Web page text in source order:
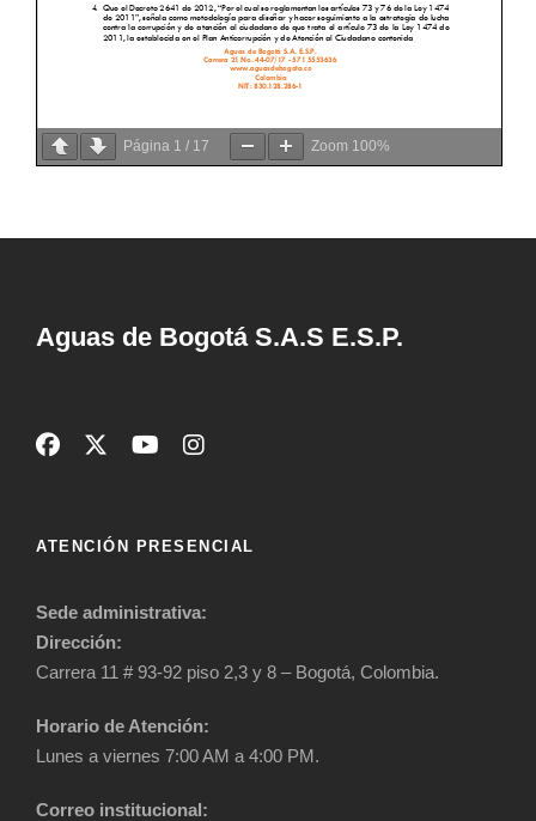
Página 1 / 17 Zoom 100%
Aguas de Bogotá S.A.S E.S.P.
ATENCIÓN PRESENCIAL
Sede administrativa:
Dirección:
Carrera 11 # 93-92 piso 2,3 y 8 – Bogotá, Colombia.
Horario de Atención:
Lunes a viernes 7:00 AM a 4:00 PM.
Correo institucional: